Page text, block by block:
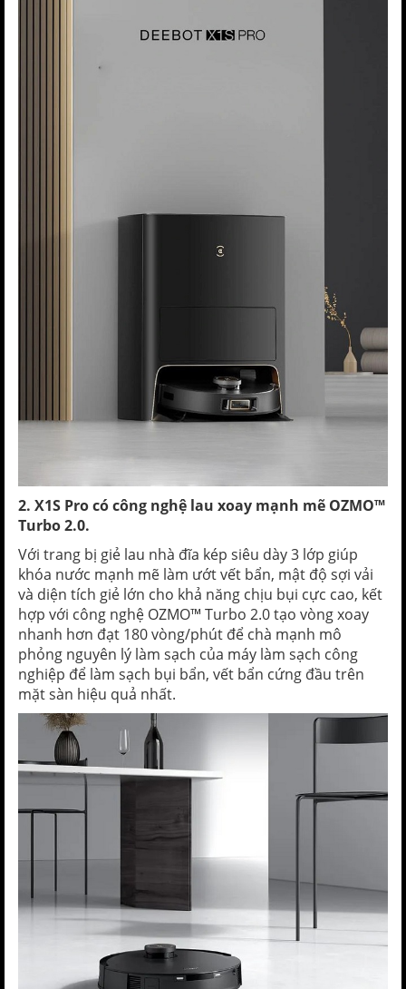
2. X1S Pro có công nghệ lau xoay mạnh mẽ OZMO™
Turbo 2.0.
Với trang bị giẻ lau nhà đĩa kép siêu dày 3 lớp giúp
khóa nước mạnh mẽ làm ướt vết bẩn, mật độ sợi vải
và diện tích giẻ lớn cho khả năng chịu bụi cực cao, kết
hợp với công nghệ OZMO™ Turbo 2.0 tạo vòng xoay
nhanh hơn đạt 180 vòng/phút để chà mạnh mô
phỏng nguyên lý làm sạch của máy làm sạch công
nghiệp để làm sạch bụi bẩn, vết bẩn cứng đầu trên
mặt sàn hiệu quả nhất.